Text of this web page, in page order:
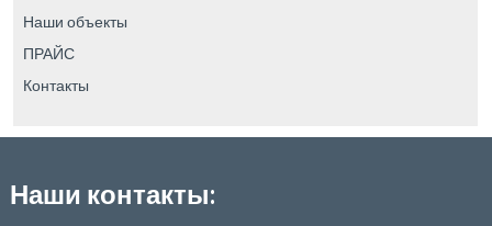
Наши объекты
ПРАЙС
Контакты
Наши контакты: